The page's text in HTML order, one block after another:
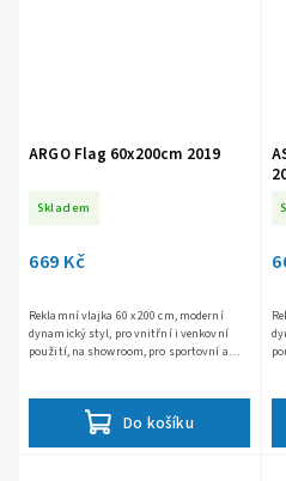
ARGO Flag 60x200cm 2019
Skladem
669 Kč
Do košíku
Reklamní vlajka 60 x 200 cm, moderní
dynamický styl, pro vnitřní i venkovní
použití, na showroom, pro sportovní a